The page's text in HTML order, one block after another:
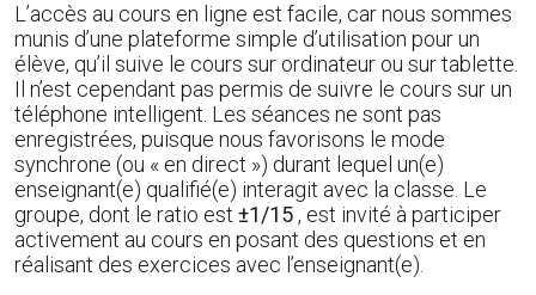
L’accès au cours en ligne est facile, car nous sommes
munis d’une plateforme simple d’utilisation pour un
élève, qu’il suive le cours sur ordinateur ou sur tablette.
Il n’est cependant pas permis de suivre le cours sur un
téléphone intelligent. Les séances ne sont pas
enregistrées, puisque nous favorisons le mode
synchrone (ou « en direct ») durant lequel un(e)
enseignant(e) qualifié(e) interagit avec la classe. Le
groupe, dont le ratio est ±1/15, est invité à participer
activement au cours en posant des questions et en
réalisant des exercices avec l’enseignant(e).